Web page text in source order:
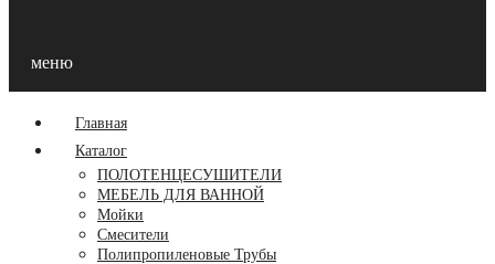
меню
Главная
Каталог
ПОЛОТЕНЦЕСУШИТЕЛИ
МЕБЕЛЬ ДЛЯ ВАННОЙ
Мойки
Смесители
Полипропиленовые Трубы